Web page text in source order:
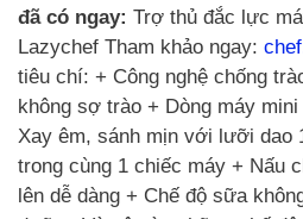
đã có ngay: Trợ thủ đắc lực
Lazychef Tham khảo ngay:
tiêu chí: + Công nghệ chống
không sợ trào + Dòng máy
Xay êm, sánh mịn với lưỡi dao
trong cùng 1 chiếc máy + Nấu
lên dễ dàng + Chế độ sữa